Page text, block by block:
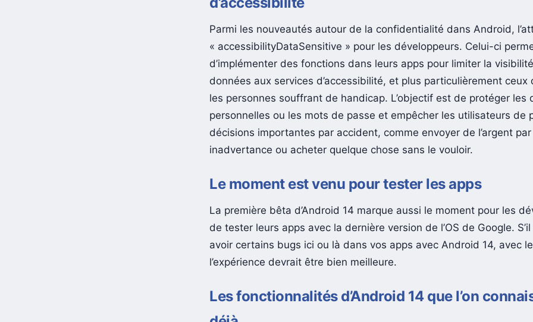
Parmi les nouveautés autour de la confidentialité dans Android,
« accessibilityDataSensitive » pour les développeurs. Celui-ci permet
d’implémenter des fonctions dans leurs apps pour limiter la visibilité
données aux services d’accessibilité, et plus particulièrement ceux
les personnes souffrant de handicap. L’objectif est de protéger les
personnelles ou les mots de passe et empêcher les utilisateurs de
décisions importantes par accident, comme envoyer de l’argent par
Le moment est venu pour tester les apps
La première bêta d’Android 14 marque aussi le moment pour les
de tester leurs apps avec la dernière version de l’OS de Google. S’il
avoir certains bugs ici ou là dans vos apps avec Android 14, avec le
Les fonctionnalités d’Android 14 que l’on